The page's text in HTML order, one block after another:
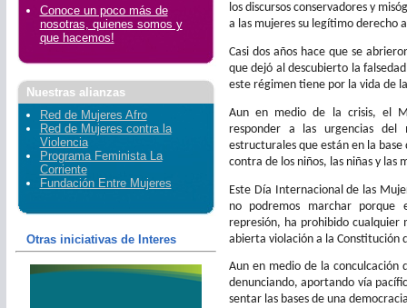
los discursos conservadores y
a las mujeres su legítimo derecho
Casi dos años hace que se
que dejó al descubierto la
este régimen tiene por la vida de
Aun en medio de la crisis, el
responder a las urgencias del
estructurales que están en la
contra de los niños, las niñas y las
Este Día Internacional de las
no podremos marchar porque
represión, ha prohibido cualquier
abierta violación a la Constitución
Aun en medio de la conculcación
denunciando, aportando vía
sentar las bases de una
Conoce un poco más de
nosotras, quienes somos y
que hacemos!
Nuestras alianzas
Red de Mujeres Afro
Red de Mujeres contra la
Violencia
Programa Feminista La
Corriente
Fundación Entre Mujeres
Otras iniciativas de Interes